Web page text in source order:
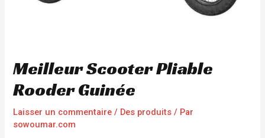
Meilleur Scooter Pliable
Rooder Guinée
Laisser un commentaire / Des produits / Par
sowoumar.com